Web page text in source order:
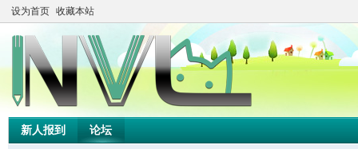
设为首页 收藏本站
新人报到 论坛